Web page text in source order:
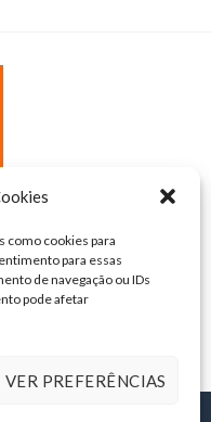
como cookies para
para essas
de navegação ou IDs
pode afetar
VER PREFERÊNCIAS